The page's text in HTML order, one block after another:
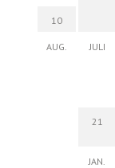
10
AUG. JULI
21
JAN.